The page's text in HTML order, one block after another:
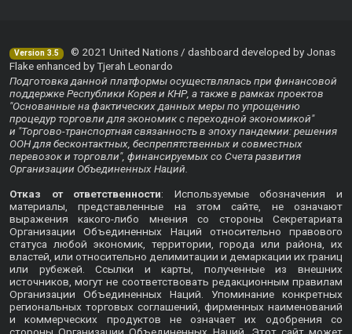
Version 3.5
© 2021 United Nations / dashboard developed by Jonas
Flake enhanced by Tjerah Leonardo
Подготовка данной платформы осуществлялась при финансовой
поддержке Республики Корея и КНР, а также в рамках проектов
"Основанные на фактических данных меры по упрощению
процедур торговли для экономик с переходной экономикой"
и "Торгово-транспортная связанность в эпоху пандемии: решения
ООН для бесконтактных, беспрепятственных и совместных
перевозок и торговли", финансируемых со Счета развития
Организации Объединенных Наций.
Отказ от ответственности: Используемые обозначения и
материалы, представленные на этом сайте, не означают
выражения какого-либо мнения со стороны Секретариата
Организации Объединенных Наций относительно правового
статуса любой экономик, территории, города или района, их
властей, или относительно делимитации и демаркации их границ
или рубежей. Ссылки и карты, полученные из внешних
источников, могут не соответствовать редакционным правилам
Организации Объединенных Наций. Упоминание конкретных
региональных торговых соглашений, фирменных наименований
и коммерческих продуктов не означает их одобрения со